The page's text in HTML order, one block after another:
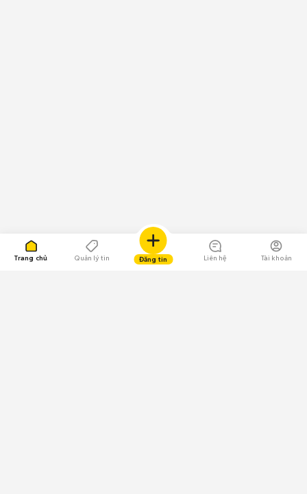
Trang chủ Quản lý tin Đăng tin Liên hệ Tài khoản